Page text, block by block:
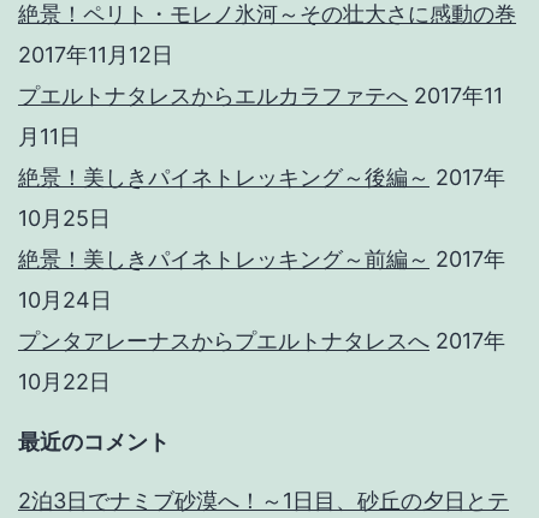
絶景！ペリト・モレノ氷河～その壮大さに感動の巻
2017年11月12日
プエルトナタレスからエルカラファテへ 2017年11
月11日
絶景！美しきパイネトレッキング～後編～ 2017年
10月25日
絶景！美しきパイネトレッキング～前編～ 2017年
10月24日
プンタアレーナスからプエルトナタレスへ 2017年
10月22日
最近のコメント
2泊3日でナミブ砂漠へ！～1日目、砂丘の夕日とテ